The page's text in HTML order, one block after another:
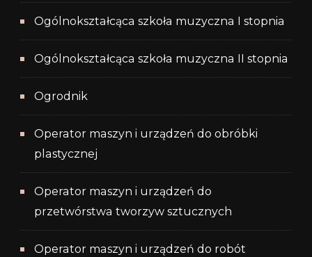
Ogólnokształcąca szkoła muzyczna I stopnia
Ogólnokształcąca szkoła muzyczna II stopnia
Ogrodnik
Operator maszyn i urządzeń do obróbki
plastycznej
Operator maszyn i urządzeń do
przetwórstwa tworzyw sztucznych
Operator maszyn i urządzeń do robót